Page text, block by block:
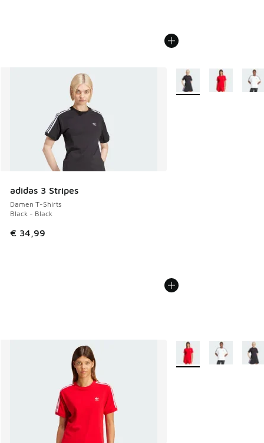
adidas 3 Stripes
Damen T-Shirts
Black - Black
€ 34,99
Weitere Farben
Weitere Farben